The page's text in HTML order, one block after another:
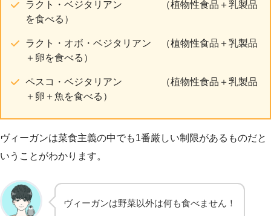
ラクト・ベジタリアン （植物性食品＋乳製品
を食べる）
ラクト・オボ・ベジタリアン （植物性食品＋乳製品
＋卵を食べる）
ペスコ・ベジタリアン （植物性食品＋乳製品
＋卵＋魚を食べる）
ヴィーガンは菜食主義の中でも1番厳しい制限があるものだと
いうことがわかります。
ヴィーガンは野菜以外は何も食べません！